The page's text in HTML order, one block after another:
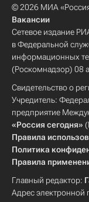
© 2026 МИА
Вакансии
Сетевое издание
в Федеральной
информационных
(Роскомнадзор) 08
Свидетельство о
Учредитель:
предприятие
«Россия сегодня»
Правила
Политика
Правила
Главный редактор:
Адрес электронной